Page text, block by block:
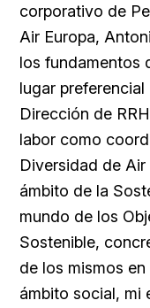
corporativo de
Air Europa,
los fundamentos
lugar
Dirección de
labor como
Diversidad de Air
ámbito de la
mundo de los
Sostenible,
de los mismos
ámbito social, mi